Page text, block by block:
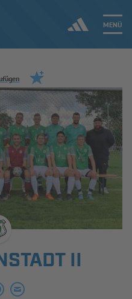
MENÜ
Jetzt einloggen
SPIELPLUS
II